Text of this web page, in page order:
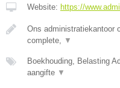
Website: https://
Ons administratiekantoor
complete, ▼
Boekhouding, Belasting
aangifte ▼